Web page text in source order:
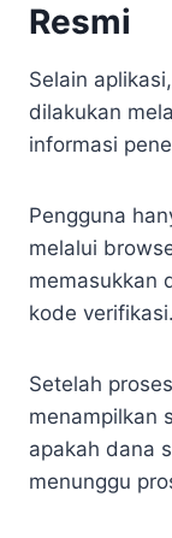
Resmi
Selain
dilakukan
informasi
Pengguna
melalui
memasukkan
kode verifikasi.
Setelah
menampilkan
apakah dana
menunggu